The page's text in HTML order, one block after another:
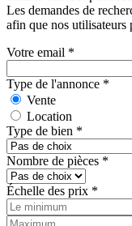
Les demandes de
afin que nos utilisateurs
Votre email *
Type de l'annonce *
Vente
Location
Type de bien *
Nombre de pièces *
Échelle des prix *